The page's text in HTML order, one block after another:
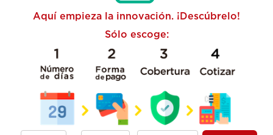
Aquí empieza la innovación. ¡Descúbrelo!
Sólo escoge: